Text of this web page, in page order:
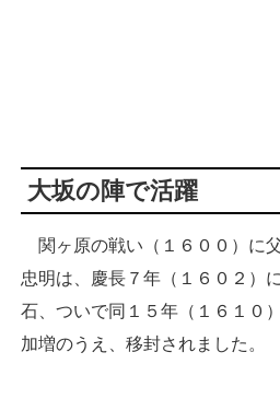
大坂の陣で活躍
関ヶ原の戦い（１６００）に
忠明は、慶長７年（１６０２）
石、ついで同１５年（１６１０
加増のうえ、移封されました。